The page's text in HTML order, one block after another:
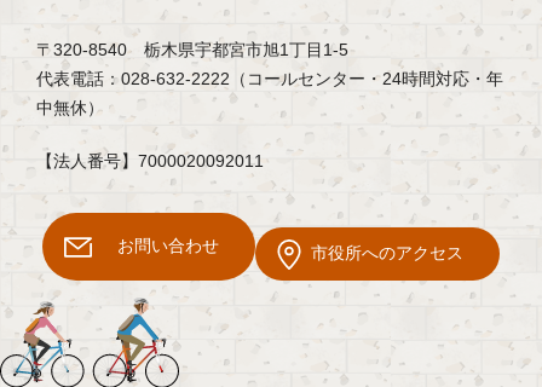
〒320-8540 栃木県宇都宮市旭1丁目1-5
代表電話：028-632-2222（コールセンター・24時間対応・年
中無休）
【法人番号】7000020092011
お問い合わせ 市役所へのアクセス